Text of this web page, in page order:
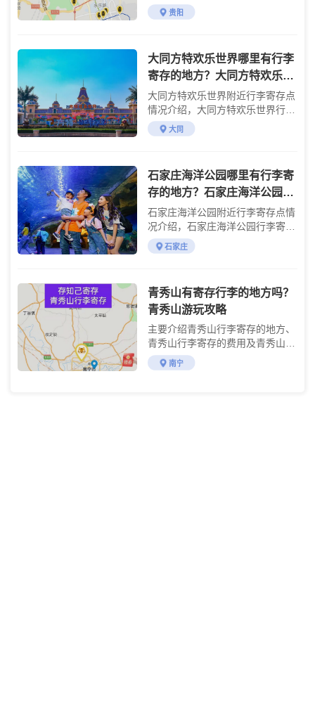
吗？黔灵山公园行李寄存处。贵阳
黔灵山公园地铁站有行李寄存的地
贵阳
大同方特欢乐世界哪里有行李
寄存的地方？大同方特欢乐世
界行李寄存怎么收费？
大同方特欢乐世界附近行李寄存点
情况介绍，大同方特欢乐世界行李
寄存点收费标准介绍
大同
石家庄海洋公园哪里有行李寄
存的地方？石家庄海洋公园行
李寄存怎么收费？
石家庄海洋公园附近行李寄存点情
况介绍，石家庄海洋公园行李寄存
点收费标准介绍
石家庄
青秀山有寄存行李的地方吗？
青秀山游玩攻略
主要介绍青秀山行李寄存的地方、
青秀山行李寄存的费用及青秀山游
玩攻略
南宁